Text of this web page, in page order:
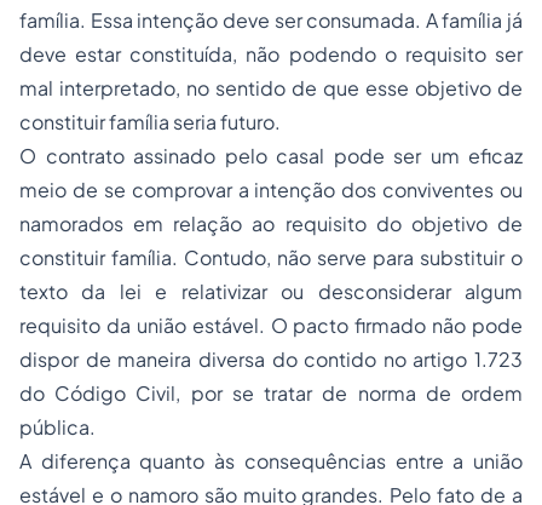
família. Essa intenção deve ser consumada. A família já
deve estar constituída, não podendo o requisito ser
mal interpretado, no sentido de que esse objetivo de
constituir família seria futuro.
O contrato assinado pelo casal pode ser um eficaz
meio de se comprovar a intenção dos conviventes ou
namorados em relação ao requisito do objetivo de
constituir família. Contudo, não serve para substituir o
texto da lei e relativizar ou desconsiderar algum
requisito da união estável. O pacto firmado não pode
dispor de maneira diversa do contido no artigo 1.723
do Código Civil, por se tratar de norma de ordem
pública.
A diferença quanto às consequências entre a união
estável e o namoro são muito grandes. Pelo fato de a